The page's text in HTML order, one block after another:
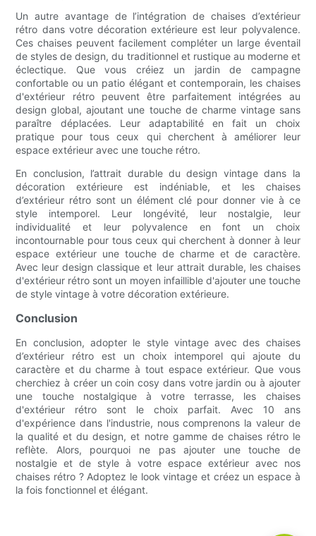
Un autre avantage de l’intégration de chaises d’extérieur
rétro dans votre décoration extérieure est leur polyvalence.
Ces chaises peuvent facilement compléter un large éventail
de styles de design, du traditionnel et rustique au moderne et
éclectique. Que vous créiez un jardin de campagne
confortable ou un patio élégant et contemporain, les chaises
d'extérieur rétro peuvent être parfaitement intégrées au
design global, ajoutant une touche de charme vintage sans
paraître déplacées. Leur adaptabilité en fait un choix
pratique pour tous ceux qui cherchent à améliorer leur
espace extérieur avec une touche rétro.
En conclusion, l’attrait durable du design vintage dans la
décoration extérieure est indéniable, et les chaises
d’extérieur rétro sont un élément clé pour donner vie à ce
style intemporel. Leur longévité, leur nostalgie, leur
individualité et leur polyvalence en font un choix
incontournable pour tous ceux qui cherchent à donner à leur
espace extérieur une touche de charme et de caractère.
Avec leur design classique et leur attrait durable, les chaises
d'extérieur rétro sont un moyen infaillible d'ajouter une touche
de style vintage à votre décoration extérieure.
Conclusion
En conclusion, adopter le style vintage avec des chaises
d’extérieur rétro est un choix intemporel qui ajoute du
caractère et du charme à tout espace extérieur. Que vous
cherchiez à créer un coin cosy dans votre jardin ou à ajouter
une touche nostalgique à votre terrasse, les chaises
d'extérieur rétro sont le choix parfait. Avec 10 ans
d'expérience dans l'industrie, nous comprenons la valeur de
la qualité et du design, et notre gamme de chaises rétro le
reflète. Alors, pourquoi ne pas ajouter une touche de
nostalgie et de style à votre espace extérieur avec nos
chaises rétro ? Adoptez le look vintage et créez un espace à
la fois fonctionnel et élégant.